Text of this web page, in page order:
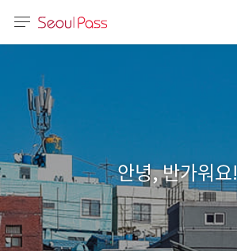
体)
文 (台灣)
안녕, 반가워요!